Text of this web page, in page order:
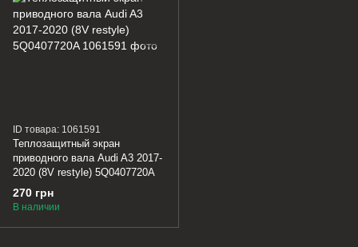
ID товара: 1061591
Теплозащитный экран
приводного вала Audi A3 2017-
2020 (8V restyle) 5Q0407720A
270 грн
В наличии